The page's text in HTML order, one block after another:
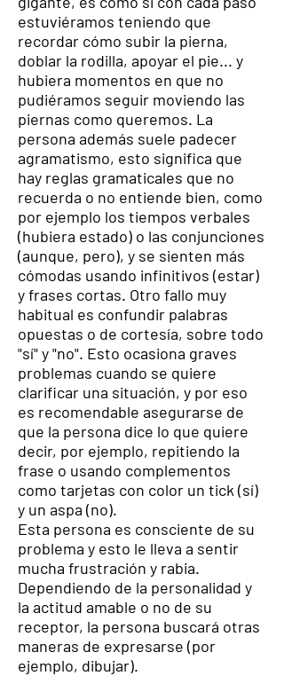
estuviéramos teniendo que
recordar cómo subir la pierna,
doblar la rodilla, apoyar el pie... y
hubiera momentos en que no
pudiéramos seguir moviendo las
piernas como queremos. La
persona además suele padecer
agramatismo, esto significa que
hay reglas gramaticales que no
recuerda o no entiende bien, como
por ejemplo los tiempos verbales
(hubiera estado) o las conjunciones
(aunque, pero), y se sienten más
cómodas usando infinitivos (estar)
y frases cortas. Otro fallo muy
habitual es confundir palabras
opuestas o de cortesía, sobre todo
"sí" y "no". Esto ocasiona graves
problemas cuando se quiere
clarificar una situación, y por eso
es recomendable asegurarse de
que la persona dice lo que quiere
decir, por ejemplo, repitiendo la
frase o usando complementos
como tarjetas con color un tick (sí)
y un aspa (no).
Esta persona es consciente de su
problema y esto le lleva a sentir
mucha frustración y rabia.
Dependiendo de la personalidad y
la actitud amable o no de su
receptor, la persona buscará otras
maneras de expresarse (por
ejemplo, dibujar).